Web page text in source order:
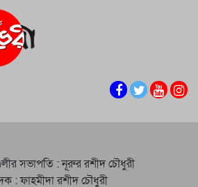
সভাপতি : নূরুর রশীদ চৌধুরী
: ফাহমীদা রশীদ চৌধুরী